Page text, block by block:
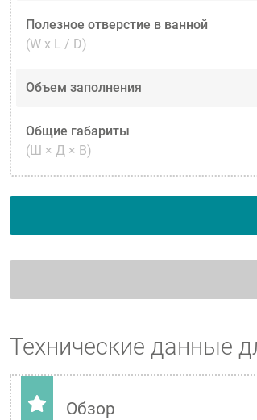
Полезное отверстие в ванной
(W x L / D)
Объем заполнения
Общие габариты
(Ш × Д × В)
Технические данные
Обзор